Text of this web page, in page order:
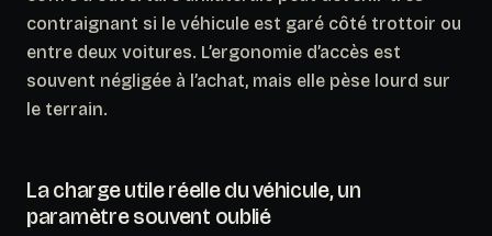
contraignant si le véhicule est garé côté trottoir ou
entre deux voitures. L’ergonomie d’accès est
souvent négligée à l’achat, mais elle pèse lourd sur
le terrain.
La charge utile réelle du véhicule, un
paramètre souvent oublié